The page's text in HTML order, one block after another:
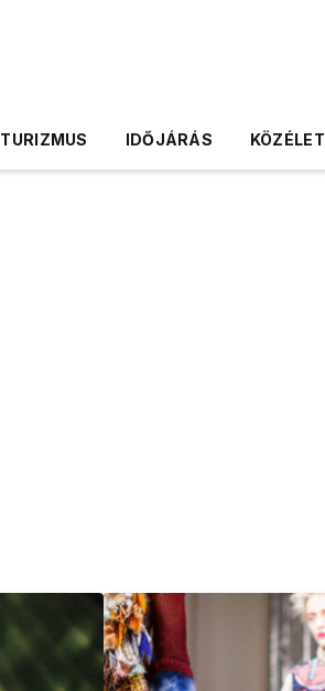
TURIZMUS IDŐJÁRÁS KÖZÉLET